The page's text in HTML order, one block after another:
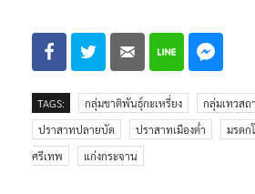
TAGS: กลุ่มชาติพันธุ์กะเหรี่ยง
กลุ่มเทวส
ปราสาทปลายบัด
ปราสาทเมืองต่ำ มรดก
ศรีเทพ
แก่งกระจาน